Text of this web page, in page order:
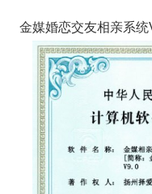
金媒婚恋交友相亲系